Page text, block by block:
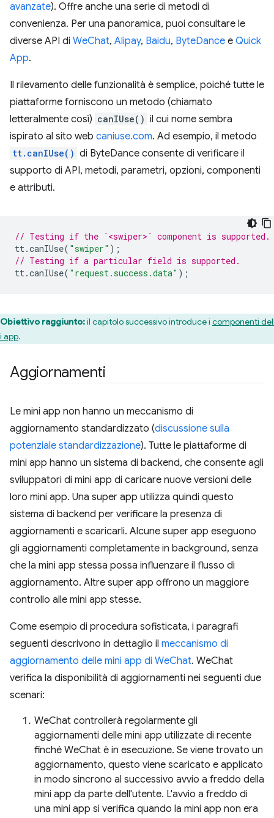
avanzate). Offre anche una serie di metodi di
convenienza. Per una panoramica, puoi consultare le
diverse API di WeChat, Alipay, Baidu, ByteDance e Quick
App.
Il rilevamento delle funzionalità è semplice, poiché tutte le
piattaforme forniscono un metodo (chiamato
letteralmente così) canIUse() il cui nome sembra
ispirato al sito web caniuse.com. Ad esempio, il metodo
tt.canIUse() di ByteDance consente di verificare il
supporto di API, metodi, parametri, opzioni, componenti
e attributi.
// Testing if the `<swiper>` component is supported.
tt.canIUse( "swiper" );
// Testing if a particular field is supported.
tt.canIUse( "request.success.data" );
Obiettivo raggiunto:il capitolo successivo introduce i componenti
app.
Aggiornamenti
Le mini app non hanno un meccanismo di
aggiornamento standardizzato (discussione sulla
potenziale standardizzazione). Tutte le piattaforme di
mini app hanno un sistema di backend, che consente agli
sviluppatori di mini app di caricare nuove versioni delle
loro mini app. Una super app utilizza quindi questo
sistema di backend per verificare la presenza di
aggiornamenti e scaricarli. Alcune super app eseguono
gli aggiornamenti completamente in background, senza
che la mini app stessa possa influenzare il flusso di
aggiornamento. Altre super app offrono un maggiore
controllo alle mini app stesse.
Come esempio di procedura sofisticata, i paragrafi
seguenti descrivono in dettaglio il meccanismo di
aggiornamento delle mini app di WeChat. WeChat
verifica la disponibilità di aggiornamenti nei seguenti due
scenari:
WeChat controllerà regolarmente gli
aggiornamenti delle mini app utilizzate di recente
finché WeChat è in esecuzione. Se viene trovato un
aggiornamento, questo viene scaricato e applicato
in modo sincrono al successivo avvio a freddo della
mini app da parte dell'utente. L'avvio a freddo di
una mini app si verifica quando la mini app non era